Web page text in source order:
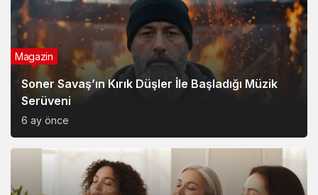
Soner Savaş’ın Kırık Düşler İle Başladığı Müzik
Serüveni
6 ay önce
Magazin